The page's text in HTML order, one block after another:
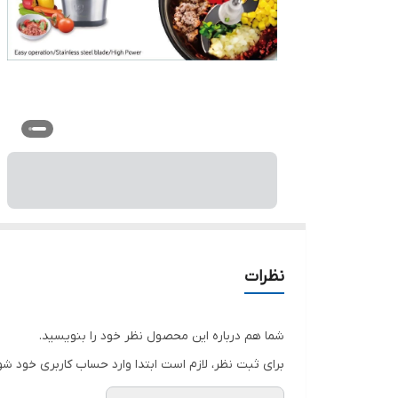
نظرات
شما هم درباره این محصول نظر خود را بنویسید.
برای ثبت نظر، لازم است ابتدا وارد حساب کاربری خود